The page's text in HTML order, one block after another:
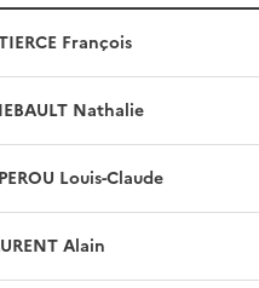
François
Nathalie
Louis-Claude
Alain